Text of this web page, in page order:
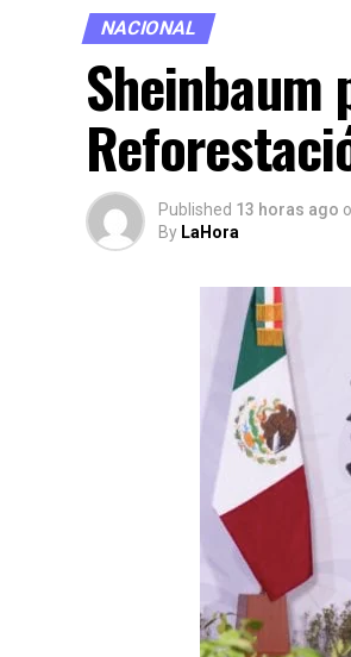
NACIONAL
Sheinbaum
Published 13 horas ago
By LaHora